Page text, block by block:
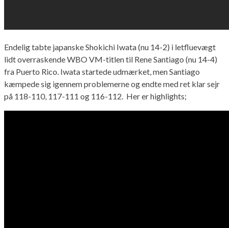
Endelig tabte japanske Shokichi Iwata (nu 14-2) i letfluevægt
lidt overraskende WBO VM-titlen til Rene Santiago (nu 14-4)
fra Puerto Rico. Iwata startede udmærket, men Santiago
kæmpede sig igennem problemerne og endte med ret klar sejr
på 118-110, 117-111 og 116-112. Her er highlights;